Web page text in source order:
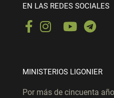
EN LAS REDES SOCIALES
MINISTERIOS LIGONIER
Por más de cincuenta